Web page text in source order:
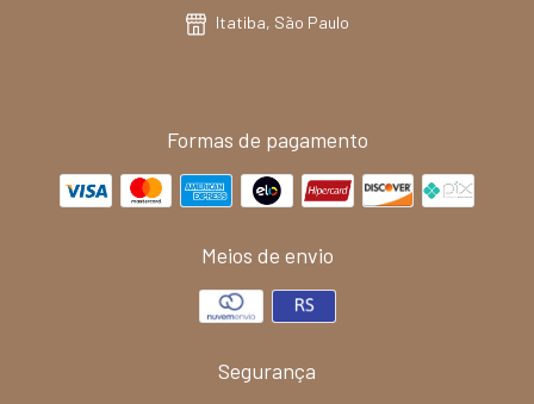
Itatiba, São Paulo
Formas de pagamento
Meios de envio
Segurança